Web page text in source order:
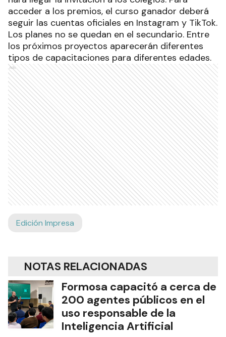
acceder a los premios, el curso ganador deberá
seguir las cuentas oficiales en Instagram y TikTok.
Los planes no se quedan en el secundario. Entre
los próximos proyectos aparecerán diferentes
tipos de capacitaciones para diferentes edades.
Ads
Edición Impresa
NOTAS RELACIONADAS
Formosa capacitó a cerca de
200 agentes públicos en el
uso responsable de la
Inteligencia Artificial